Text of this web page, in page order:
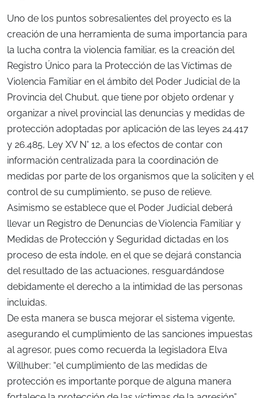
Uno de los puntos sobresalientes del proyecto es la
creación de una herramienta de suma importancia para
la lucha contra la violencia familiar, es la creación del
Registro Único para la Protección de las Víctimas de
Violencia Familiar en el ámbito del Poder Judicial de la
Provincia del Chubut, que tiene por objeto ordenar y
organizar a nivel provincial las denuncias y medidas de
protección adoptadas por aplicación de las leyes 24.417
y 26.485, Ley XV N° 12, a los efectos de contar con
información centralizada para la coordinación de
medidas por parte de los organismos que la soliciten y el
control de su cumplimiento, se puso de relieve.
Asimismo se establece que el Poder Judicial deberá
llevar un Registro de Denuncias de Violencia Familiar y
Medidas de Protección y Seguridad dictadas en los
proceso de esta índole, en el que se dejará constancia
del resultado de las actuaciones, resguardándose
debidamente el derecho a la intimidad de las personas
incluidas.
De esta manera se busca mejorar el sistema vigente,
asegurando el cumplimiento de las sanciones impuestas
al agresor, pues como recuerda la legisladora Elva
Willhuber: “el cumplimiento de las medidas de
protección es importante porque de alguna manera